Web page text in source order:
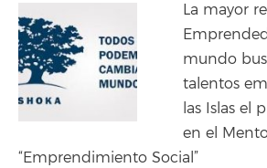
La mayor
mundo
talentos
las Islas el
en el
“Emprendimiento Social”